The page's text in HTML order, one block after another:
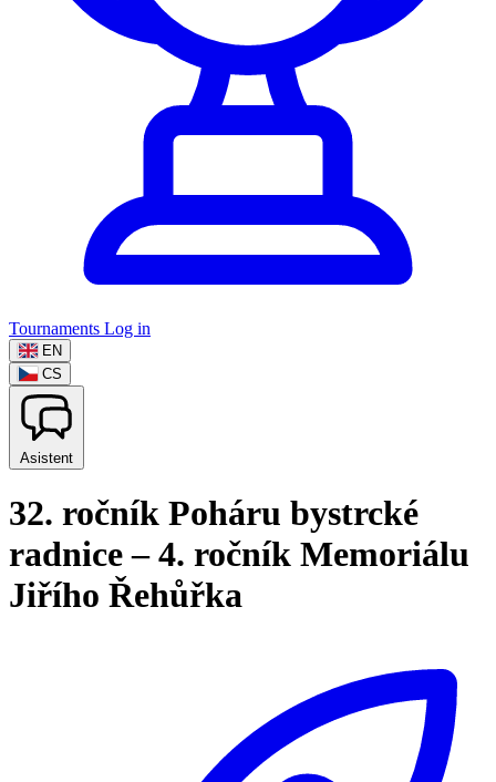
Tournaments Log in
EN
CS
Asistent
32. ročník Poháru bystrcké
radnice – 4. ročník Memoriálu
Jiřího Řehůřka